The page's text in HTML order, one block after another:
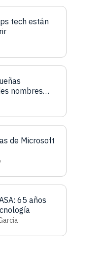
tech están
nombres
conceptos
de Microsoft
65 años